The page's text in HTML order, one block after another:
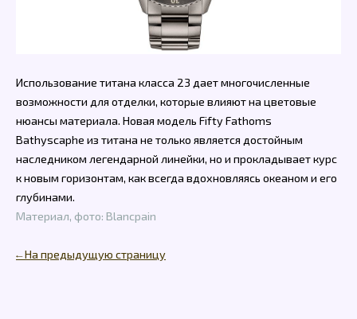
Использование титана класса 23 дает многочисленные
возможности для отделки, которые влияют на цветовые
нюансы материала. Новая модель Fifty Fathoms
Bathyscaphe из титана не только является достойным
наследником легендарной линейки, но и прокладывает курс
к новым горизонтам, как всегда вдохновляясь океаном и его
глубинами.
Материал, фото: Blancpain
← На предыдущую страницу